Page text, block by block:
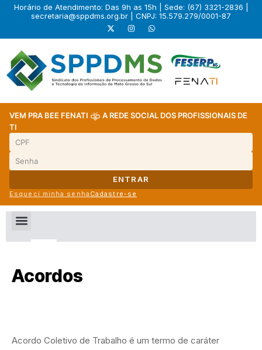
Horário de Atendimento: Das 9h as 15h | Sede: (67) 3321-2836 |
secretaria@sppdms.org.br | CNPJ: 15.579.279/0001-87
VEM PRA BEE FENATI
A REDE SOCIAL DOS PROFISSIONAIS DE
TI
ENTRAR
Esqueci minha senha Cadastre-se
Acordos
Acordo Coletivo de Trabalho é um termo de caráter